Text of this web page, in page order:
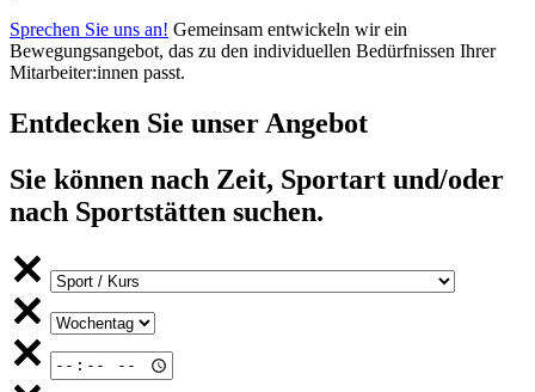
Sprechen Sie uns an! Gemeinsam entwickeln wir ein
Bewegungsangebot, das zu den individuellen Bedürfnissen Ihrer
Mitarbeiter:innen passt.
Entdecken Sie unser Angebot
Sie können nach Zeit, Sportart und/oder
nach Sportstätten suchen.